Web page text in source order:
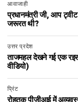
आवाजाही
प्रधानमंत्री जी, आप
जरूरत थी?
उत्तर प्रदेश
ताजमहल देखने गई एक
वीडियो)
प्रिंट